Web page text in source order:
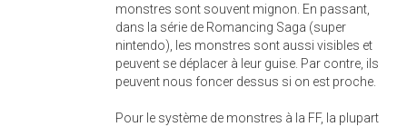
monstres sont souvent mignon. En passant,
dans la série de Romancing Saga (super
nintendo), les monstres sont aussi visibles et
peuvent se déplacer à leur guise. Par contre, ils
peuvent nous foncer dessus si on est proche.
Pour le système de monstres à la FF, la plupart